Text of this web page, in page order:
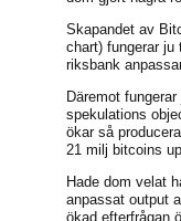
Skapandet av
chart) fungerar ju
riksbank
Däremot
spekulations
ökar så
21 milj bitcoins
Hade dom velat
anpassat output
ökad efterfrågan